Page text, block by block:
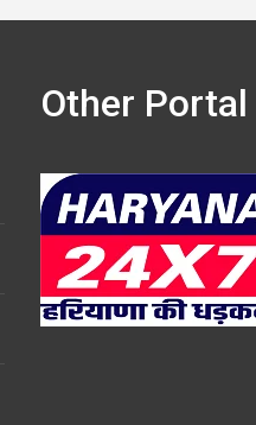
Other Portal